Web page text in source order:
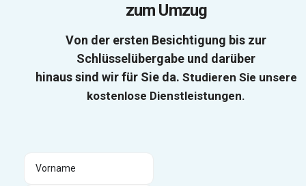
zum Umzug
Von der ersten Besichtigung bis zur
Schlüsselübergabe und darüber
hinaus sind wir für Sie da. Studieren Sie unsere
kostenlose Dienstleistungen.